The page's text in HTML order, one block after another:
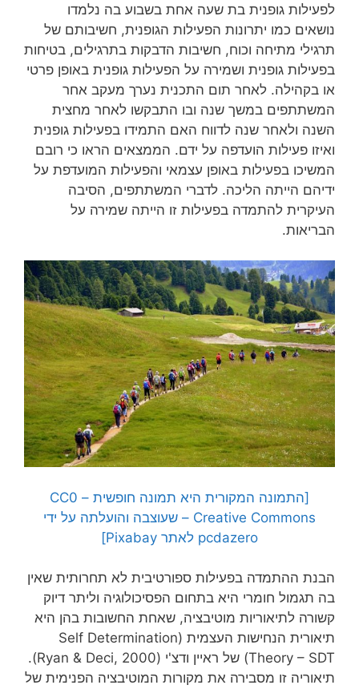
לפעילות גופנית בת שעה אחת בשבוע בה נלמדו
נושאים כמו יתרונות הפעילות הגופנית, חשיבותם של
תרגילי מתיחה וכוח, חשיבות הדבקות בתרגילים, בטיחות
בפעילות גופנית ושמירה על הפעילות גופנית באופן פרטי
או בקהילה. לאחר תום התכנית נערך מעקב אחר
המשתתפים במשך שנה ובו התבקשו לאחר מחצית
השנה ולאחר שנה לדווח האם התמידו בפעילות גופנית
ואיזו פעילות הועדפה על ידם. הממצאים הראו כי רובם
המשיכו בפעילות באופן עצמאי והפעילות המועדפת על
ידיהם הייתה הליכה. לדברי המשתתפים, הסיבה
העיקרית להתמדה בפעילות זו הייתה שמירה על
הבריאות.
[התמונה המקורית היא תמונה חופשית – CC0
Creative Commons – שעוצבה והועלתה על ידי
pcdazero לאתר Pixabay]
הבנת ההתמדה בפעילות ספורטיבית לא תחרותית שאין
בה תגמול חומרי היא בתחום הפסיכולוגיה וליתר דיוק
קשורה לתיאוריות מוטיבציה, שאחת החשובות בהן היא
תיאורית הנחישות העצמית (Self Determination
Theory – SDT) של ראיין ודצ'י (Ryan & Deci, 2000).
תיאוריה זו מסבירה את מקורות המוטיבציה הפנימית של